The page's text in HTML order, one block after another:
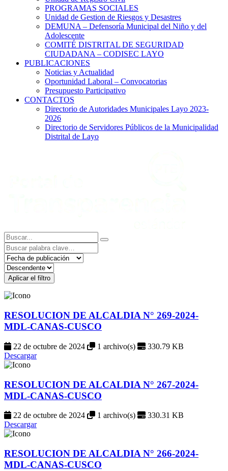
PROGRAMAS SOCIALES
Unidad de Gestion de Riesgos y Desastres
DEMUNA – Defensoría Municipal del Niño y del
Adolescente
COMITÉ DISTRITAL DE SEGURIDAD
CIUDADANA – CODISEC LAYO
PUBLICACIONES
Noticias y Actualidad
Oportunidad Laboral – Convocatorias
Presupuesto Participativo
CONTACTOS
Directorio de Autoridades Municipales Layo 2023-
2026
Directorio de Servidores Públicos de la Municipalidad
Distrital de Layo
Aplicar el filtro
RESOLUCION DE ALCALDIA N° 269-2024-
MDL-CANAS-CUSCO
22 de octubre de 2024 1 archivo(s)
330.79 KB
Descargar
RESOLUCION DE ALCALDIA N° 267-2024-
MDL-CANAS-CUSCO
22 de octubre de 2024 1 archivo(s)
330.31 KB
Descargar
RESOLUCION DE ALCALDIA N° 266-2024-
MDL-CANAS-CUSCO